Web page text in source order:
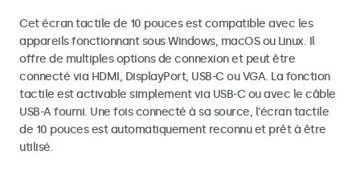
Cet écran tactile de 10 pouces est compatible avec les
appareils fonctionnant sous Windows, macOS ou Linux. Il
offre de multiples options de connexion et peut être
connecté via HDMI, DisplayPort, USB-C ou VGA. La fonction
tactile est activable simplement via USB-C ou avec le câble
USB-A fourni. Une fois connecté à sa source, l'écran tactile
de 10 pouces est automatiquement reconnu et prêt à être
utilisé.